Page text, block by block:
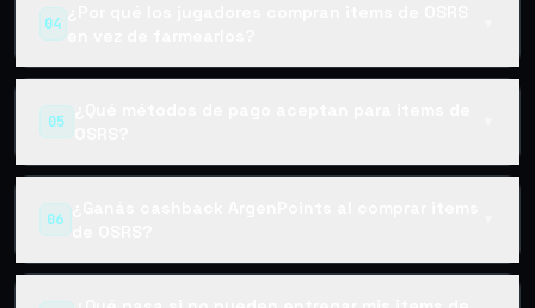
04
¿Por qué los jugadores compran items de OSRS
en vez de farmearlos?
05
¿Qué métodos de pago aceptan para items de
OSRS?
06
¿Ganás cashback ArgenPoints al comprar items
de OSRS?